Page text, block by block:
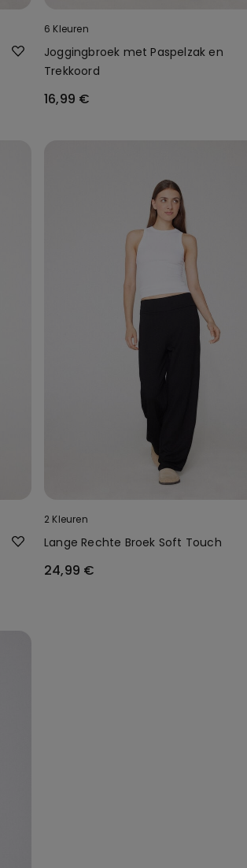
6 Kleuren
Joggingbroek met Paspelzak en
Trekkoord
16,99 €
2 Kleuren
Lange Rechte Broek Soft Touch
24,99 €